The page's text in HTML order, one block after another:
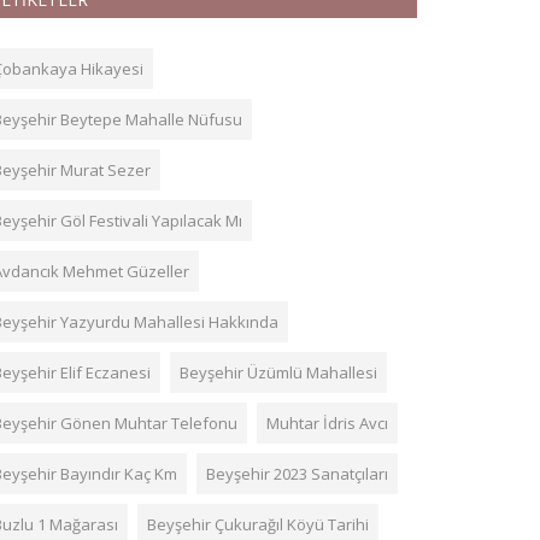
Hikayesi
Beytepe Mahalle Nüfusu
Murat Sezer
Göl Festivali Yapılacak Mı
Mehmet Güzeller
Yazyurdu Mahallesi Hakkında
Elif Eczanesi Beyşehir Üzümlü Mahallesi
Gönen Muhtar Telefonu Muhtar İdris Avcı
Bayındır Kaç Km Beyşehir 2023 Sanatçıları
1 Mağarası Beyşehir Çukurağıl Köyü Tarihi